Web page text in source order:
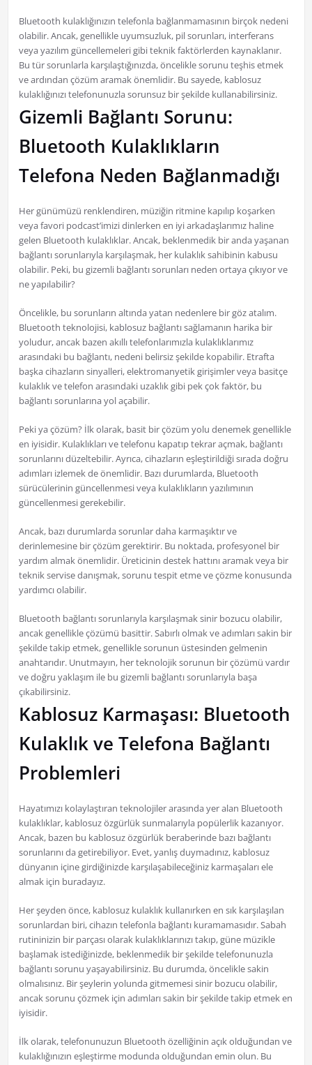
Bluetooth kulaklığınızın telefonla bağlanmamasının birçok nedeni
olabilir. Ancak, genellikle uyumsuzluk, pil sorunları, interferans
veya yazılım güncellemeleri gibi teknik faktörlerden kaynaklanır.
Bu tür sorunlarla karşılaştığınızda, öncelikle sorunu teşhis etmek
ve ardından çözüm aramak önemlidir. Bu sayede, kablosuz
kulaklığınızı telefonunuzla sorunsuz bir şekilde kullanabilirsiniz.
Gizemli Bağlantı Sorunu:
Bluetooth Kulaklıkların
Telefona Neden Bağlanmadığı
Her günümüzü renklendiren, müziğin ritmine kapılıp koşarken
veya favori podcast’imizi dinlerken en iyi arkadaşlarımız haline
gelen Bluetooth kulaklıklar. Ancak, beklenmedik bir anda yaşanan
bağlantı sorunlarıyla karşılaşmak, her kulaklık sahibinin kabusu
olabilir. Peki, bu gizemli bağlantı sorunları neden ortaya çıkıyor ve
ne yapılabilir?
Öncelikle, bu sorunların altında yatan nedenlere bir göz atalım.
Bluetooth teknolojisi, kablosuz bağlantı sağlamanın harika bir
yoludur, ancak bazen akıllı telefonlarımızla kulaklıklarımız
arasındaki bu bağlantı, nedeni belirsiz şekilde kopabilir. Etrafta
başka cihazların sinyalleri, elektromanyetik girişimler veya basitçe
kulaklık ve telefon arasındaki uzaklık gibi pek çok faktör, bu
bağlantı sorunlarına yol açabilir.
Peki ya çözüm? İlk olarak, basit bir çözüm yolu denemek genellikle
en iyisidir. Kulaklıkları ve telefonu kapatıp tekrar açmak, bağlantı
sorunlarını düzeltebilir. Ayrıca, cihazların eşleştirildiği sırada doğru
adımları izlemek de önemlidir. Bazı durumlarda, Bluetooth
sürücülerinin güncellenmesi veya kulaklıkların yazılımının
güncellenmesi gerekebilir.
Ancak, bazı durumlarda sorunlar daha karmaşıktır ve
derinlemesine bir çözüm gerektirir. Bu noktada, profesyonel bir
yardım almak önemlidir. Üreticinin destek hattını aramak veya bir
teknik servise danışmak, sorunu tespit etme ve çözme konusunda
yardımcı olabilir.
Bluetooth bağlantı sorunlarıyla karşılaşmak sinir bozucu olabilir,
ancak genellikle çözümü basittir. Sabırlı olmak ve adımları sakin bir
şekilde takip etmek, genellikle sorunun üstesinden gelmenin
anahtarıdır. Unutmayın, her teknolojik sorunun bir çözümü vardır
ve doğru yaklaşım ile bu gizemli bağlantı sorunlarıyla başa
çıkabilirsiniz.
Kablosuz Karmaşası: Bluetooth
Kulaklık ve Telefona Bağlantı
Problemleri
Hayatımızı kolaylaştıran teknolojiler arasında yer alan Bluetooth
kulaklıklar, kablosuz özgürlük sunmalarıyla popülerlik kazanıyor.
Ancak, bazen bu kablosuz özgürlük beraberinde bazı bağlantı
sorunlarını da getirebiliyor. Evet, yanlış duymadınız, kablosuz
dünyanın içine girdiğinizde karşılaşabileceğiniz karmaşaları ele
almak için buradayız.
Her şeyden önce, kablosuz kulaklık kullanırken en sık karşılaşılan
sorunlardan biri, cihazın telefonla bağlantı kuramamasıdır. Sabah
rutininizin bir parçası olarak kulaklıklarınızı takıp, güne müzikle
başlamak istediğinizde, beklenmedik bir şekilde telefonunuzla
bağlantı sorunu yaşayabilirsiniz. Bu durumda, öncelikle sakin
olmalısınız. Bir şeylerin yolunda gitmemesi sinir bozucu olabilir,
ancak sorunu çözmek için adımları sakin bir şekilde takip etmek en
iyisidir.
İlk olarak, telefonunuzun Bluetooth özelliğinin açık olduğundan ve
kulaklığınızın eşleştirme modunda olduğundan emin olun. Bu